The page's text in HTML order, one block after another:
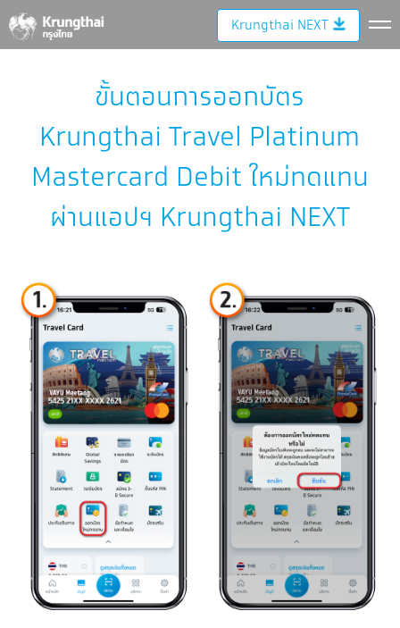
Krungthai NEXT
ขั้นตอนการออกบัตร
Krungthai Travel Platinum
Mastercard Debit ใหม่ทดแทน
ผ่านแอปฯ Krungthai NEXT